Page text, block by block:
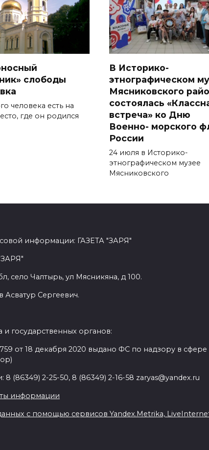
слободы
человека есть на
где он родился
В Историко-
этнографическом
Мясниковского
состоялась
встреча» ко Дню
Военно- морского
России
24 июля в Историко-
этнографическом музее
Мясниковского
информации: ГАЗЕТА "ЗАРЯ"
село Чалтырь, ул Мясникяна, д 100.
Сергеевич.
государственных органов:
от 18 декабря 2020 выдано ФС по надзору в
(86349) 2-25-50, 8 (86349) 2-16-58 zaryas@yandex.ru
информации
с помощью сервисов Yandex.Metrika,